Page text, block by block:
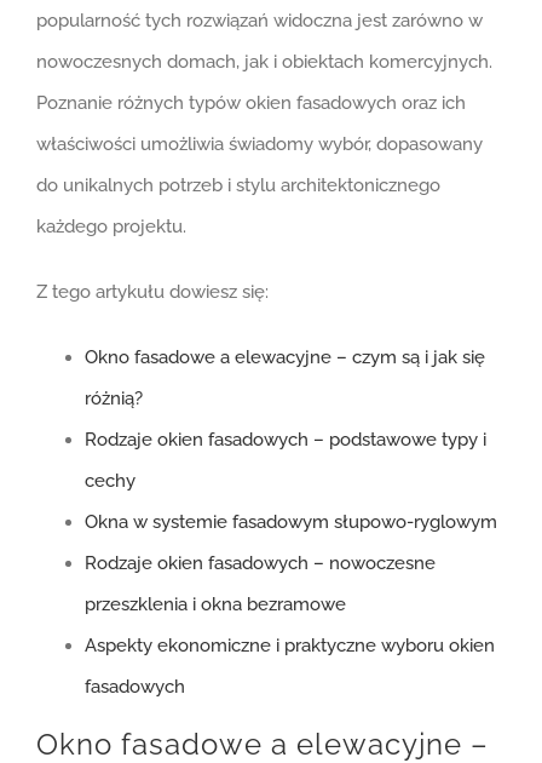
popularność tych rozwiązań widoczna jest zarówno w
nowoczesnych domach, jak i obiektach komercyjnych.
Poznanie różnych typów okien fasadowych oraz ich
właściwości umożliwia świadomy wybór, dopasowany
do unikalnych potrzeb i stylu architektonicznego
każdego projektu.
Z tego artykułu dowiesz się:
Okno fasadowe a elewacyjne – czym są i jak się
różnią?
Rodzaje okien fasadowych – podstawowe typy i
cechy
Okna w systemie fasadowym słupowo-ryglowym
Rodzaje okien fasadowych – nowoczesne
przeszklenia i okna bezramowe
Aspekty ekonomiczne i praktyczne wyboru okien
fasadowych
Okno fasadowe a elewacyjne –